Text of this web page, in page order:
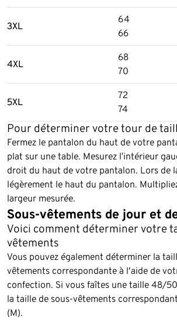
3XL
64
66
4XL
68
70
5XL
72
74
Pour déterminer votre tour de
Fermez le pantalon du haut de votre
plat sur une table. Mesurez l’intérieur
droit du haut de votre pantalon. Lors de
légèrement le haut du pantalon.
largeur mesurée.
Sous-vêtements de jour et
Voici comment déterminer votre
vêtements
Vous pouvez également déterminer la
vêtements correspondante à l'aide de
confection. Si vous faîtes une taille 48/
la taille de sous-vêtements
(M).